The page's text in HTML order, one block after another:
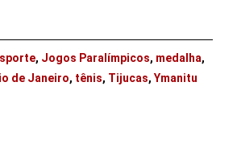
, Jogos Paralímpicos, medalha,
de Janeiro, tênis, Tijucas, Ymanitu